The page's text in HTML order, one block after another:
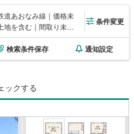
道あおなみ線｜価格未
地を含む｜間取り未定
条件変更
検索条件保存 通知設定
ックする